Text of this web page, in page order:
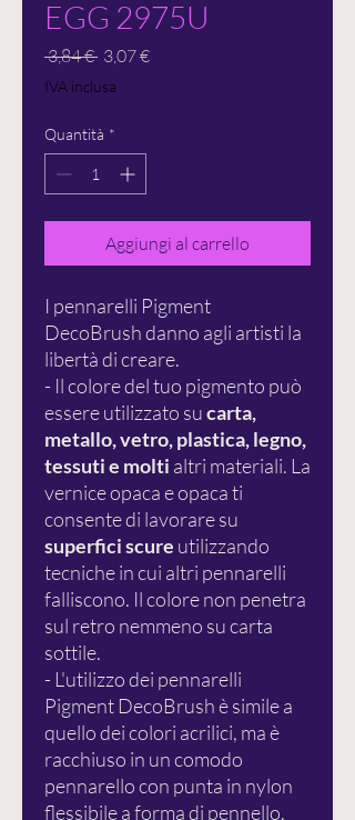
EGG 2975U
3,84 € Prezzo
3,07 €Prezzo
IVA inclusa
Quantità *
Aggiungi al carrello
I pennarelli Pigment
DecoBrush danno agli artisti la
libertà di creare.
- Il colore del tuo pigmento può
essere utilizzato sucarta,
metallo, vetro, plastica, legno,
tessuti e molti altri materiali. La
vernice opaca e opaca ti
consente di lavorare su
superfici scure utilizzando
tecniche in cui altri pennarelli
falliscono. Il colore non penetra
sul retro nemmeno su carta
sottile.
- L'utilizzo dei pennarelli
Pigment DecoBrush è simile a
quello dei colori acrilici, ma è
racchiuso in un comodo
pennarello con punta in nylon
flessibile a forma di pennello.